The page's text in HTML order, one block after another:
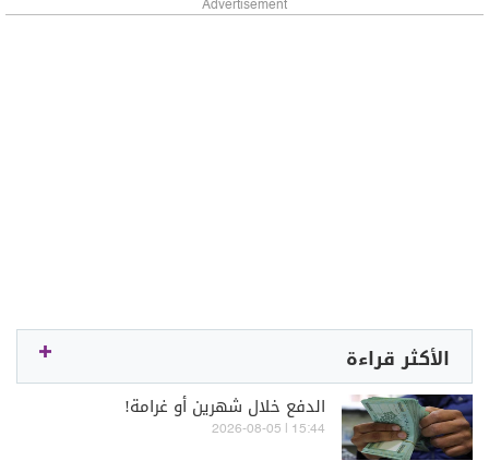
Advertisement
الأكثر قراءة
الدفع خلال شهرين أو غرامة!
15:44 | 2026-08-05